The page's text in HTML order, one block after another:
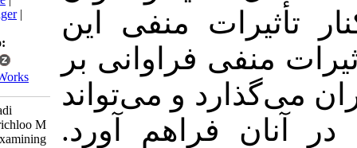
منفی این
فراوانی بر
و می‌تواند
فراهم آورد.
Reference Manager
Send citation to:
Zotero
RefWorks
Shaheri K, Moradi
Baglooei M, Sarichloo M
E, Alipour M. Examining